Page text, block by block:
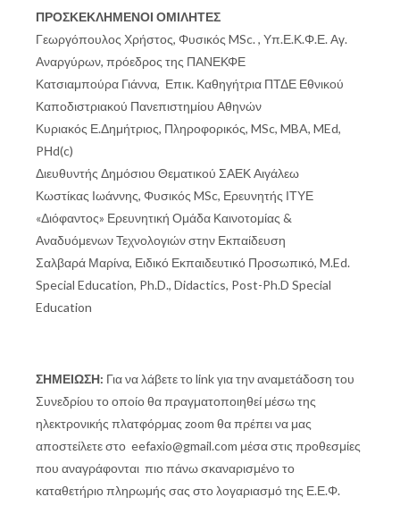
ΠΡΟΣΚΕΚΛΗΜΕΝΟΙ ΟΜΙΛΗΤΕΣ
Γεωργόπουλος Χρήστος, Φυσικός MSc. , Υπ.Ε.Κ.Φ.Ε. Αγ.
Αναργύρων, πρόεδρος της ΠΑΝΕΚΦΕ
Κατσιαμπούρα Γιάννα, Επικ. Καθηγήτρια ΠΤΔΕ Εθνικού
Καποδιστριακού Πανεπιστημίου Αθηνών
Κυριακός Ε.Δημήτριος, Πληροφορικός, MSc, MBA, MEd,
PΗd(c)
Διευθυντής Δημόσιου Θεματικού ΣΑΕΚ Αιγάλεω
Κωστίκας Ιωάννης, Φυσικός MSc, Ερευνητής ΙΤΥΕ
«Διόφαντος» Ερευνητική Ομάδα Καινοτομίας &
Αναδυόμενων Τεχνολογιών στην Εκπαίδευση
Σαλβαρά Μαρίνα, Ειδικό Εκπαιδευτικό Προσωπικό, M.Ed.
Special Education, Ph.D., Didactics, Post-Ph.D Special
Education
ΣΗΜΕΙΩΣΗ: Για να λάβετε το link για την αναμετάδοση του
Συνεδρίου το οποίο θα πραγματοποιηθεί μέσω της
ηλεκτρονικής πλατφόρμας zoom θα πρέπει να μας
αποστείλετε στο eefaxio@gmail.com μέσα στις προθεσμίες
που αναγράφονται πιο πάνω σκαναρισμένο το
καταθετήριο πληρωμής σας στο λογαριασμό της Ε.Ε.Φ.